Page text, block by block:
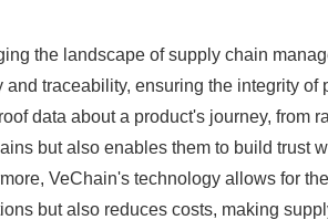
the landscape of supply chain
traceability, ensuring the integrity
data about a product's journey,
but also enables them to build
VeChain's technology allows for
but also reduces costs, making